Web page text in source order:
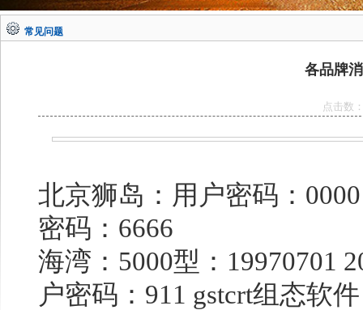
常见问题
各品牌
点击数
北京狮岛：用户密码：
密码：6666
海湾 ：5000型：19970701
户密码：911 gstcrt组态软